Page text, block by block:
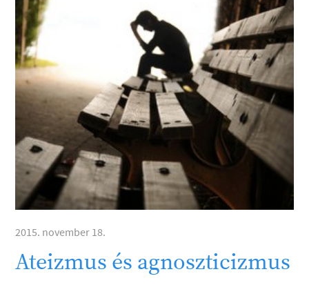
2015. november 18.
Ateizmus és agnoszticizmus